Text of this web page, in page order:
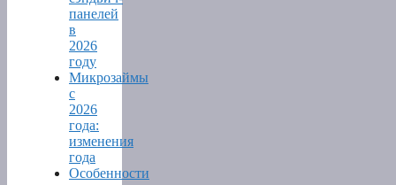
панелей
в
2026
году
Микрозаймы
с
2026
года:
изменения
года
Особенности